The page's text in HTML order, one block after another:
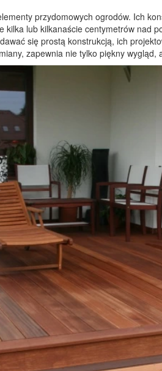
przydomowych ogrodów. Ich
lub kilkanaście centymetrów nad
się prostą konstrukcją, ich
zapewnia nie tylko piękny